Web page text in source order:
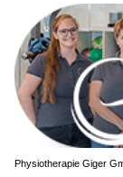
Physiotherapie Giger